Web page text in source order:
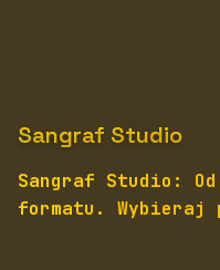
Sangraf Studio
Sangraf Studio:
formatu. Wybieraj